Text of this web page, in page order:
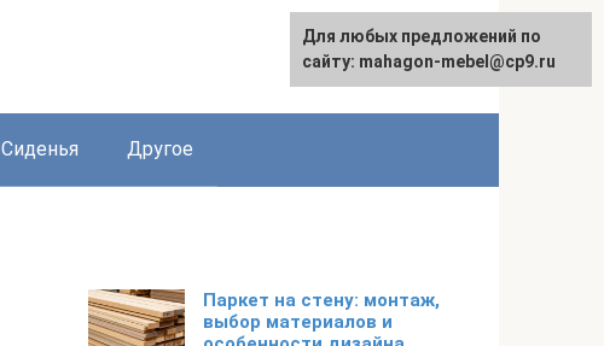
English
Сиденья Другое
Паркет на стену: монтаж,
выбор материалов и
Для любых предложений по
сайту: mahagon-mebel@cp9.ru
Для любых предложений по
сайту: mahagon-mebel@cp9.ru